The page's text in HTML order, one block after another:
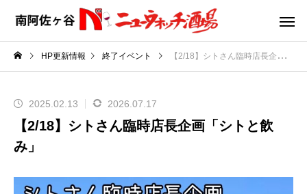
HP更新情報 終了イベント 【2/18】シトさん臨時店長企画「シトと飲み」
2025.02.13 2026.07.17
【2/18】シトさん臨時店長企画「シトと飲
み」